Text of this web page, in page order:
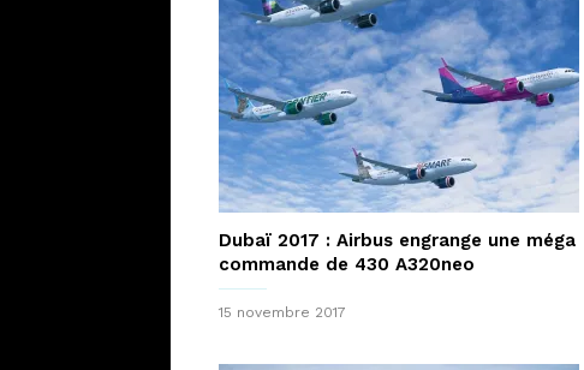
Dubaï 2017 : Airbus engrange une méga
commande de 430 A320neo
15 novembre 2017